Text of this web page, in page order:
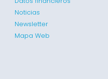
Noticias
Newsletter
Mapa Web